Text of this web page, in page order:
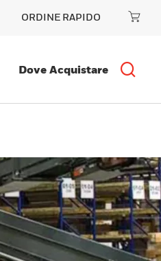
ORDINE RAPIDO
Dove Acquistare